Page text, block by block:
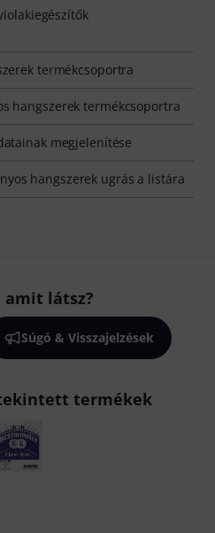
termékcsoportra
hangszerek termékcsoportra
megjelenítése
hangszerek ugrás a listára
amit látsz?
Súgó & Visszajelzések
termékek